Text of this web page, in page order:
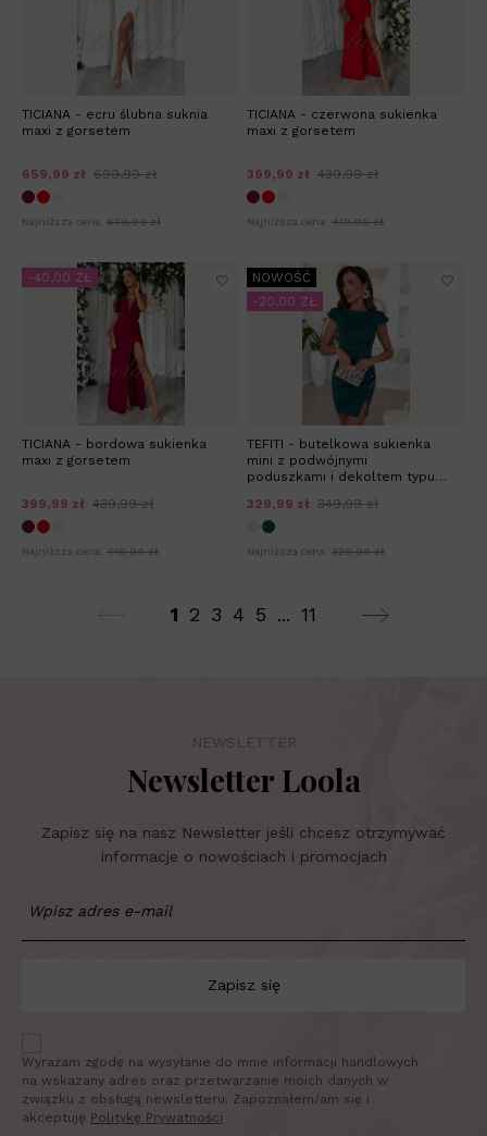
TICIANA - ecru ślubna suknia
maxi z gorsetem
659,99 zł 699,99 zł
Najniższa cena: 679,99 zł
TICIANA - czerwona sukienka
maxi z gorsetem
399,99 zł 439,99 zł
Najniższa cena: 419,99 zł
TICIANA - bordowa sukienka
maxi z gorsetem
399,99 zł 439,99 zł
Najniższa cena: 419,99 zł
-40,00 ZŁ
TEFITI - butelkowa sukienka
mini z podwójnymi
poduszkami i dekoltem typu
329,99 zł 349,99 zł
Najniższa cena: 329,99 zł
NOWOŚĆ
-20,00 ZŁ
1 2 3 4 5 ... 11
NEWSLETTER
Newsletter Loola
Zapisz się na nasz Newsletter jeśli chcesz otrzymywać
informacje o nowościach i promocjach
Zapisz się
Wyrażam zgodę na wysyłanie do mnie informacji handlowych
na wskazany adres oraz przetwarzanie moich danych w
związku z obsługą newsletteru. Zapoznałem/am się i
akceptuję Politykę Prywatności